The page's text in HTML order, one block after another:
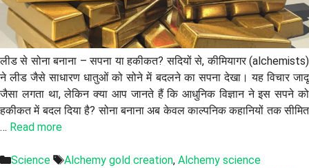
लीड से सोना बनाना – सपना या हकीकत? सदियों से, कीमियागर (alchemists)
ने लीड जैसे साधारण धातुओं को सोने में बदलने का सपना देखा। यह विचार जादू
जैसा लगता था, लेकिन क्या आप जानते हैं कि आधुनिक विज्ञान ने इस सपने को
हकीकत में बदल दिया है? सोना बनाना अब केवल काल्पनिक कहानियों तक सीमित
… Read more
Categories
Science Tags
Alchemy gold creation, Alchemy science